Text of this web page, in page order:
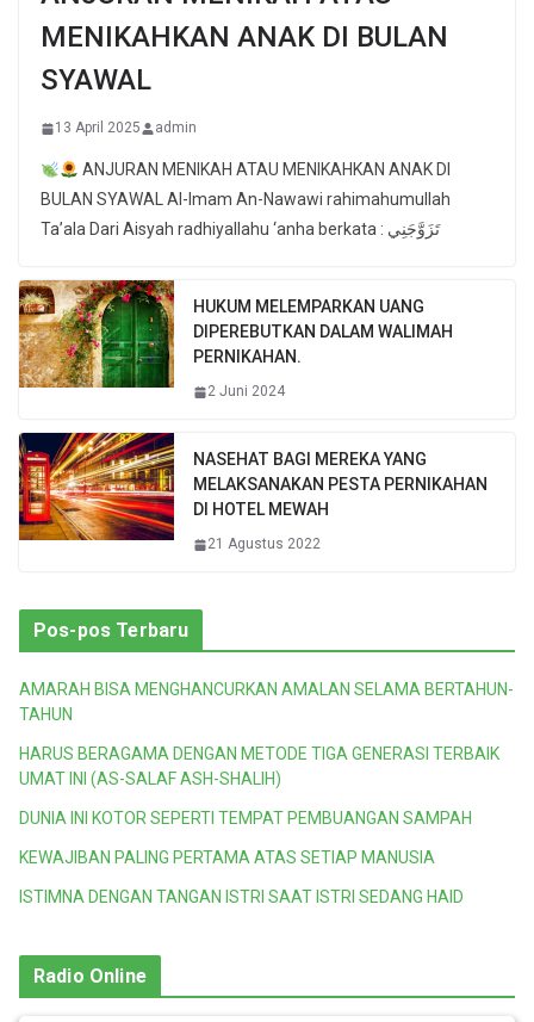
MENIKAHKAN ANAK DI BULAN
SYAWAL
13 April 2025 admin
ANJURAN MENIKAH ATAU MENIKAHKAN ANAK DI
BULAN SYAWAL Al-Imam An-Nawawi rahimahumullah
Ta’ala Dari Aisyah radhiyallahu ‘anha berkata : تَزَوَّجَنِي
HUKUM MELEMPARKAN UANG
DIPEREBUTKAN DALAM WALIMAH
PERNIKAHAN.
2 Juni 2024
NASEHAT BAGI MEREKA YANG
MELAKSANAKAN PESTA PERNIKAHAN
DI HOTEL MEWAH
21 Agustus 2022
Pos-pos Terbaru
AMARAH BISA MENGHANCURKAN AMALAN SELAMA BERTAHUN-
TAHUN
HARUS BERAGAMA DENGAN METODE TIGA GENERASI TERBAIK
UMAT INI (AS-SALAF ASH-SHALIH)
DUNIA INI KOTOR SEPERTI TEMPAT PEMBUANGAN SAMPAH
KEWAJIBAN PALING PERTAMA ATAS SETIAP MANUSIA
ISTIMNA DENGAN TANGAN ISTRI SAAT ISTRI SEDANG HAID
Radio Online